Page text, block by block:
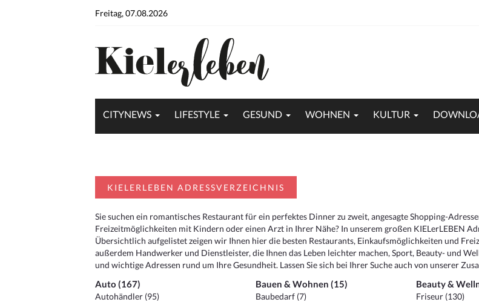
Freitag, 07.08.2026
CITYNEWS LIFESTYLE GESUND WOHNEN KULTUR
KIELERLEBEN ADRESSVERZEICHNIS
Sie suchen ein romantisches Restaurant für ein perfektes Dinner zu zweit, angesagte Shopping-
Freizeitmöglichkeiten mit Kindern oder einen Arzt in Ihrer Nähe? In unserem großen KIELerLEBEN
Übersichtlich aufgelistet zeigen wir Ihnen hier die besten Restaurants, Einkaufsmöglichkeiten und
außerdem Handwerker und Dienstleister, die Ihnen das Leben leichter machen, Sport, Beauty- und
und wichtige Adressen rund um Ihre Gesundheit. Lassen Sie sich bei Ihrer Suche auch von unserer
Auto (167)
Autohändler (95)
Bauen & Wohnen (15)
Baubedarf (7)
Beauty &
Friseur (130)